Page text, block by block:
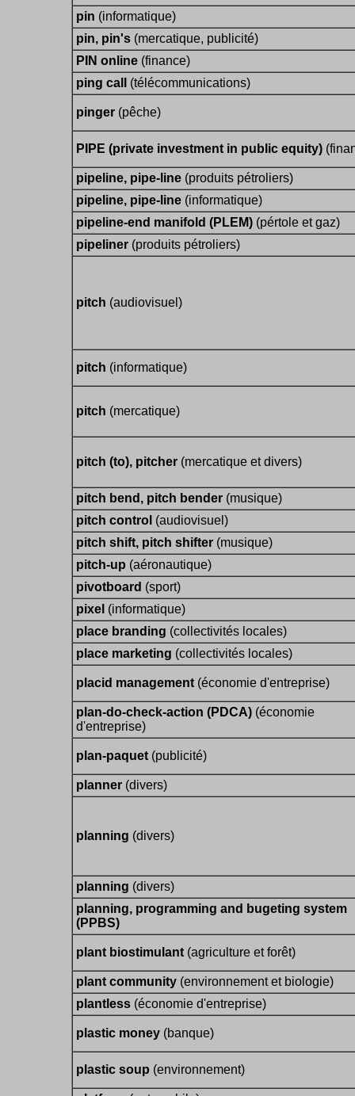
pin (informatique)
pin, pin's (mercatique, publicité)
PIN online (finance)
ping call
(télécommunications)
pinger (pêche)
PIPE (private investment in public equity)
pipeline, pipe-line (produits pétroliers)
pipeline, pipe-line (informatique)
pipeline-end manifold (PLEM) (pértole et gaz)
pipeliner (produits pétroliers)
pitch (audiovisuel)
pitch (informatique)
pitch (mercatique)
pitch (to), pitcher (mercatique et divers)
pitch bend, pitch bender (musique)
pitch control (audiovisuel)
pitch shift, pitch shifter (musique)
pitch-up (aéronautique)
pivotboard (sport)
pixel (informatique)
place branding (collectivités locales)
place marketing (collectivités locales)
placid management (économie d'entreprise)
plan-do-check-action (PDCA) (économie
d'entreprise)
plan-paquet (publicité)
planner (divers)
planning (divers)
planning (divers)
planning, programming and bugeting system
(PPBS)
plant biostimulant (agriculture et forêt)
plant community (environnement et biologie)
plantless (économie d'entreprise)
plastic money (banque)
plastic soup (environnement)